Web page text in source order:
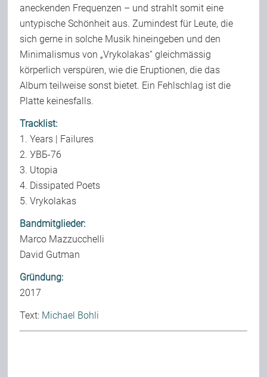
aneckenden Frequenzen – und strahlt somit eine
untypische Schönheit aus. Zumindest für Leute, die
sich gerne in solche Musik hineingeben und den
Minimalismus von „Vrykolakas“ gleichmässig
körperlich verspüren, wie die Eruptionen, die das
Album teilweise sonst bietet. Ein Fehlschlag ist die
Platte keinesfalls.
Tracklist:
1. Years | Failures
2. УВБ-76
3. Utopia
4. Dissipated Poets
5. Vrykolakas
Bandmitglieder:
Marco Mazzucchelli
David Gutman
Gründung:
2017
Text: Michael Bohli